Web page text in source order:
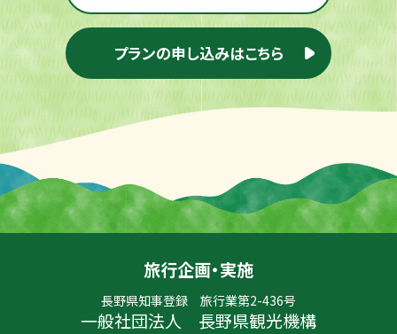
プランの申し込みはこちら
旅行企画・実施
長野県知事登録 旅行業第2-436号
一般社団法人 長野県観光機構